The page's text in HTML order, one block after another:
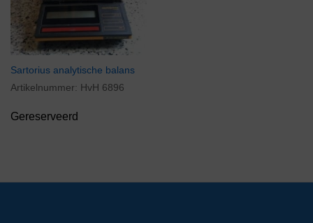
Sartorius analytische balans
Artikelnummer: HvH 6896
Gereserveerd